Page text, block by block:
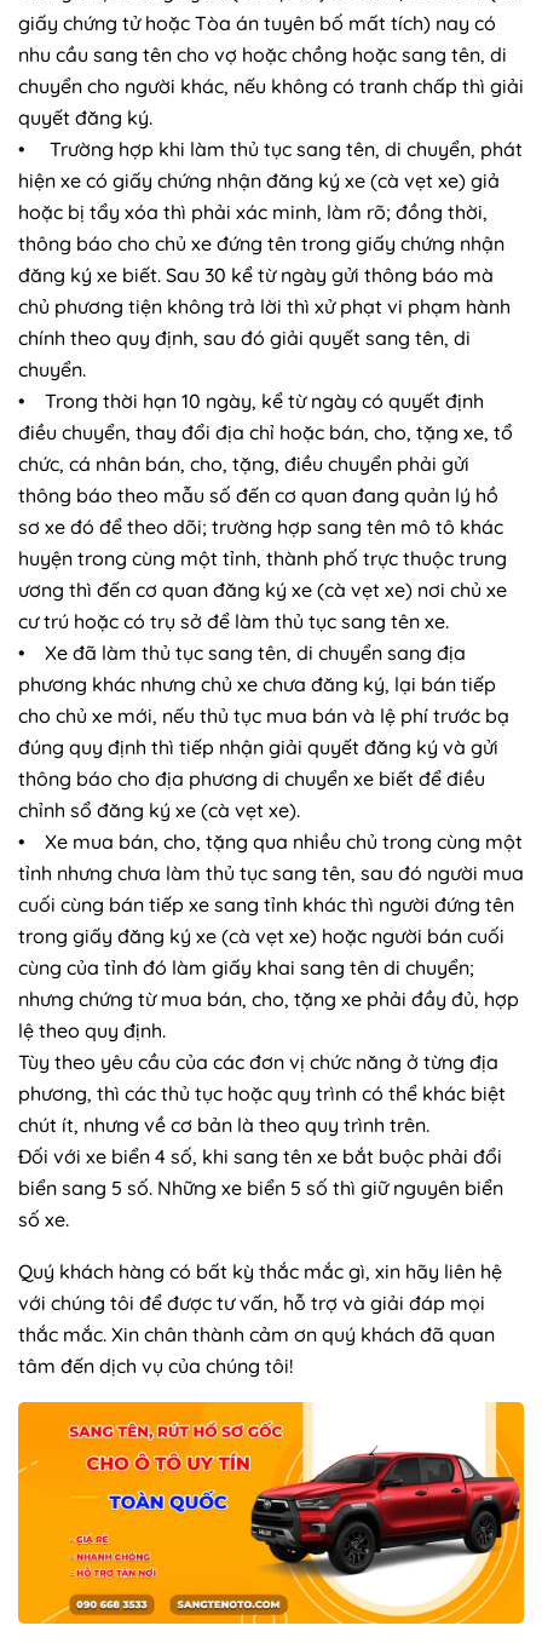
giấy chứng tử hoặc Tòa án tuyên bố mất tích) nay có
nhu cầu sang tên cho vợ hoặc chồng hoặc sang tên, di
chuyển cho người khác, nếu không có tranh chấp thì giải
quyết đăng ký.
• Trường hợp khi làm thủ tục sang tên, di chuyển, phát
hiện xe có giấy chứng nhận đăng ký xe (cà vẹt xe) giả
hoặc bị tẩy xóa thì phải xác minh, làm rõ; đồng thời,
thông báo cho chủ xe đứng tên trong giấy chứng nhận
đăng ký xe biết. Sau 30 kể từ ngày gửi thông báo mà
chủ phương tiện không trả lời thì xử phạt vi phạm hành
chính theo quy định, sau đó giải quyết sang tên, di
chuyển.
• Trong thời hạn 10 ngày, kể từ ngày có quyết định
điều chuyển, thay đổi địa chỉ hoặc bán, cho, tặng xe, tổ
chức, cá nhân bán, cho, tặng, điều chuyển phải gửi
thông báo theo mẫu số đến cơ quan đang quản lý hồ
sơ xe đó để theo dõi; trường hợp sang tên mô tô khác
huyện trong cùng một tỉnh, thành phố trực thuộc trung
ương thì đến cơ quan đăng ký xe (cà vẹt xe) nơi chủ xe
cư trú hoặc có trụ sở để làm thủ tục sang tên xe.
• Xe đã làm thủ tục sang tên, di chuyển sang địa
phương khác nhưng chủ xe chưa đăng ký, lại bán tiếp
cho chủ xe mới, nếu thủ tục mua bán và lệ phí trước bạ
đúng quy định thì tiếp nhận giải quyết đăng ký và gửi
thông báo cho địa phương di chuyển xe biết để điều
chỉnh sổ đăng ký xe (cà vẹt xe).
• Xe mua bán, cho, tặng qua nhiều chủ trong cùng một
tỉnh nhưng chưa làm thủ tục sang tên, sau đó người mua
cuối cùng bán tiếp xe sang tỉnh khác thì người đứng tên
trong giấy đăng ký xe (cà vẹt xe) hoặc người bán cuối
cùng của tỉnh đó làm giấy khai sang tên di chuyển;
nhưng chứng từ mua bán, cho, tặng xe phải đầy đủ, hợp
lệ theo quy định.
Tùy theo yêu cầu của các đơn vị chức năng ở từng địa
phương, thì các thủ tục hoặc quy trình có thể khác biệt
chút ít, nhưng về cơ bản là theo quy trình trên.
Đối với xe biển 4 số, khi sang tên xe bắt buộc phải đổi
biển sang 5 số. Những xe biển 5 số thì giữ nguyên biển
số xe.
Quý khách hàng có bất kỳ thắc mắc gì, xin hãy liên hệ
với chúng tôi để được tư vấn, hỗ trợ và giải đáp mọi
thắc mắc. Xin chân thành cảm ơn quý khách đã quan
tâm đến dịch vụ của chúng tôi!